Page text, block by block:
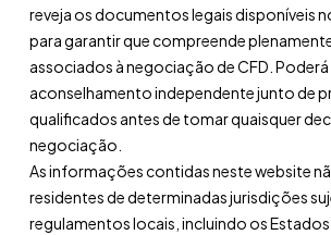
reveja os documentos legais disponíveis
para garantir que compreende
associados à negociação de CFD.
aconselhamento independente junto de
qualificados antes de tomar quaisquer
negociação.
As informações contidas neste website
residentes de determinadas jurisdições
regulamentos locais, incluindo os Estados